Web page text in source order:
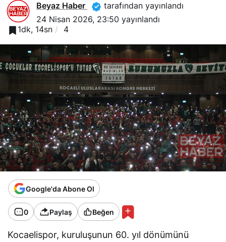
Beyaz Haber
tarafından yayınlandı
24 Nisan 2026, 23:50 yayınlandı
1dk, 14sn
4
Google'da Abone Ol
0 Paylaş Beğen
Kocaelispor, kuruluşunun 60. yıl dönümünü